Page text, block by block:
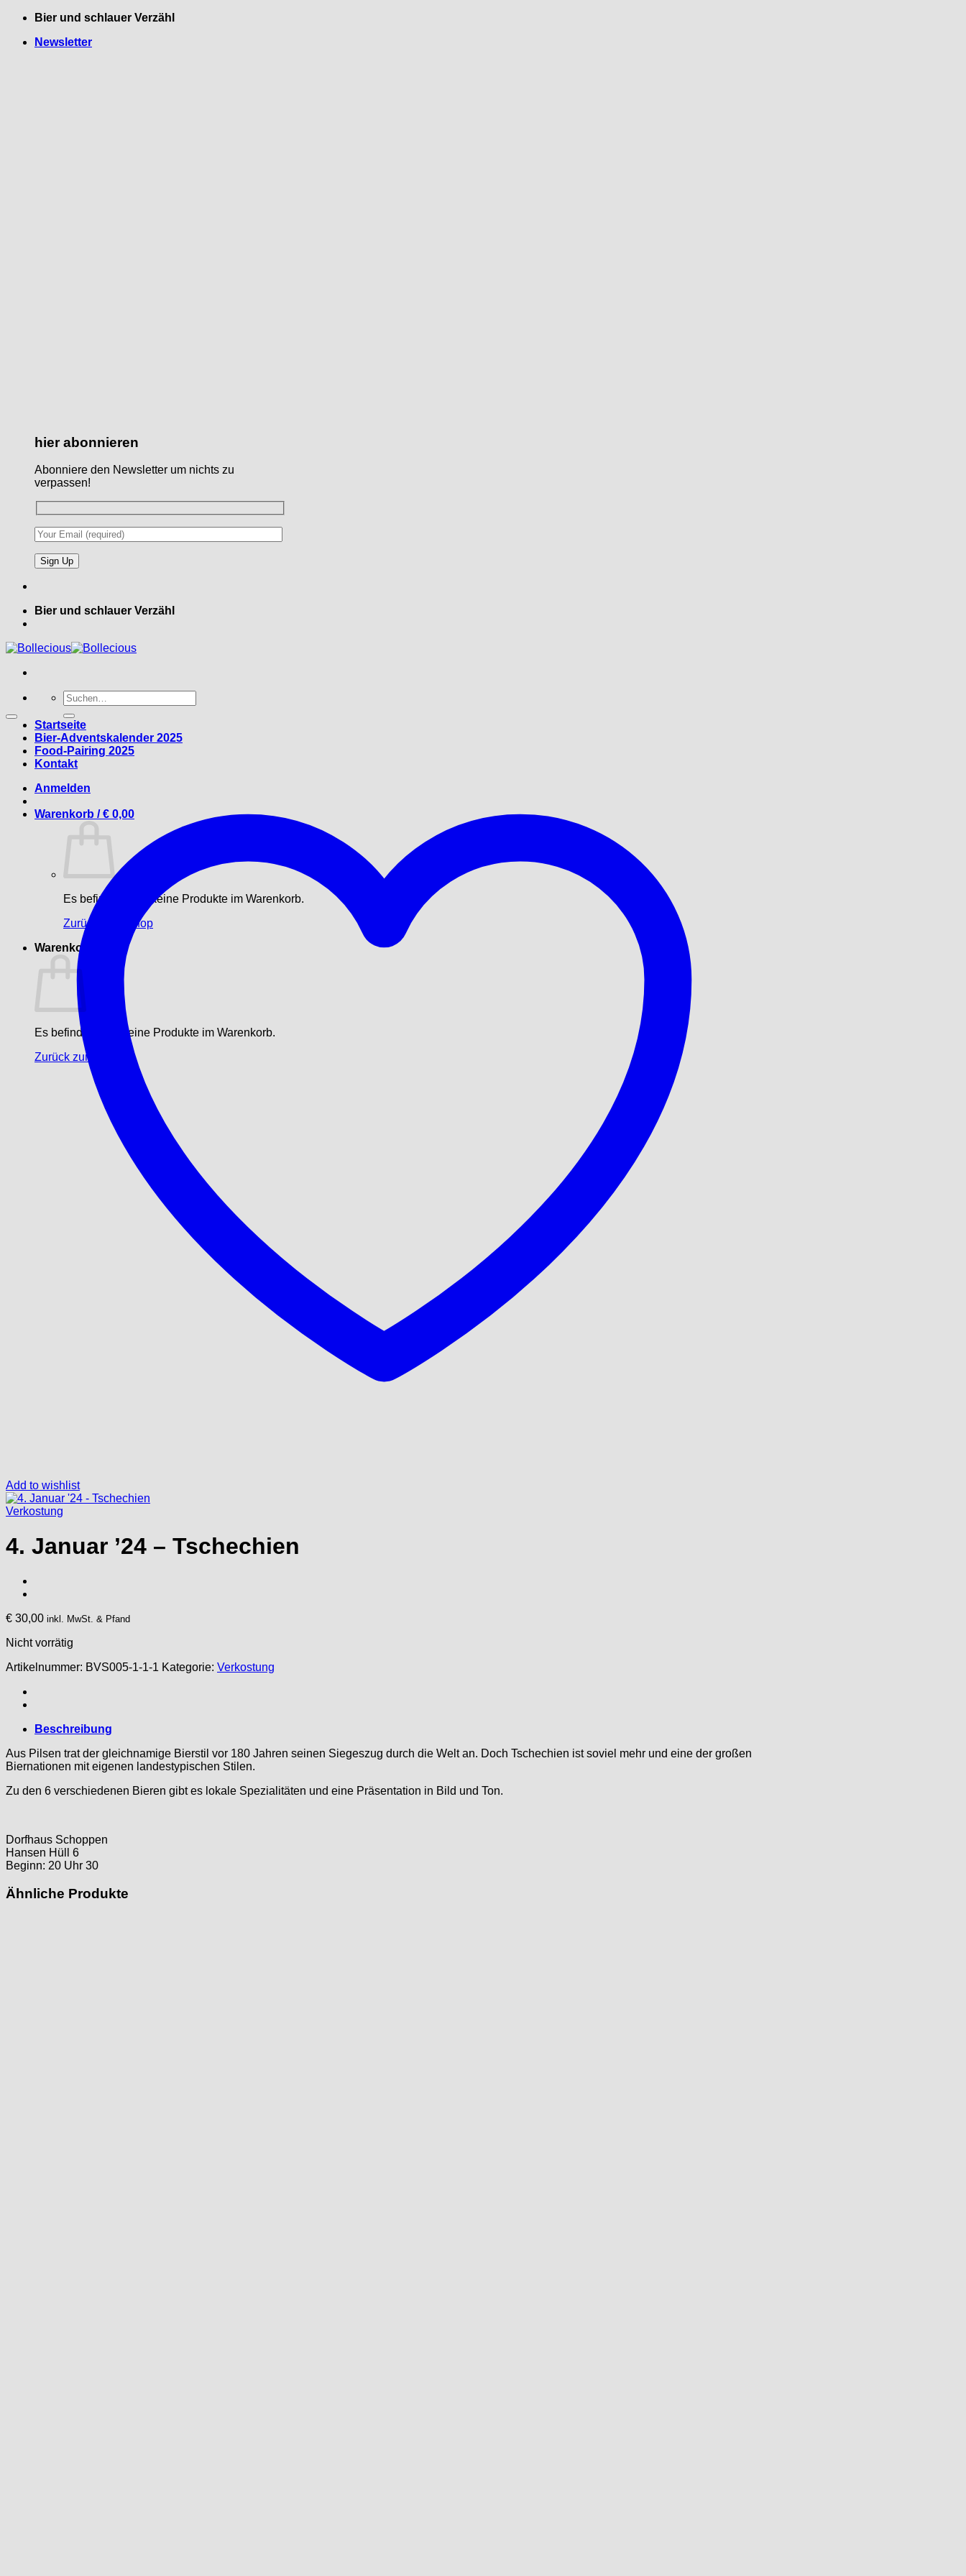
Zum
springen
Bier und schlauer Verzähl
Newsletter
hier abonnieren
Abonniere den Newsletter um nichts zu
verpassen!
Bier und schlauer Verzähl
Suche
nach:
Startseite
Bier-Adventskalender 2025
Food-Pairing 2025
Kontakt
Anmelden
Warenkorb /€ 0,00
Es befinden sich keine Produkte im Warenkorb.
Zurück zum Shop
Warenkorb
Es befinden sich keine Produkte im Warenkorb.
Zurück zum Shop
Add to wishlist
Verkostung
4. Januar ’24 – Tschechien
€ 30,00 inkl. MwSt. & Pfand
Nicht vorrätig
Artikelnummer: BVS005-1-1-1 Kategorie: Verkostung
Beschreibung
Aus Pilsen trat der gleichnamige Bierstil vor 180 Jahren seinen Siegeszug durch die Welt an. Doch Tschechien ist soviel mehr und eine der großen
Biernationen mit eigenen landestypischen Stilen.
Zu den 6 verschiedenen Bieren gibt es lokale Spezialitäten und eine Präsentation in Bild und Ton.
Dorfhaus Schoppen
Hansen Hüll 6
Beginn: 20 Uhr 30
Ähnliche Produkte